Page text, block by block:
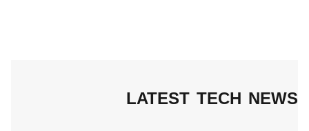
LATEST TECH NEWS